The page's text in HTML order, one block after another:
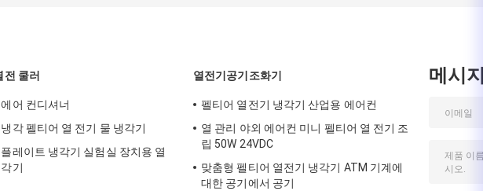
전 쿨러
어 컨디셔너
각 펠티어 열 전기 물 냉각기
레이트 냉각기 실험실 장치용 열
기
열전기공기조화기
펠티어 열전기 냉각기 산업용 에어컨
열 관리 야외 에어컨 미니 펠티어 열 전기 조
립 50W 24VDC
맞춤형 펠티어 열전기 냉각기 ATM 기계에
대한 공기에서 공기
메시